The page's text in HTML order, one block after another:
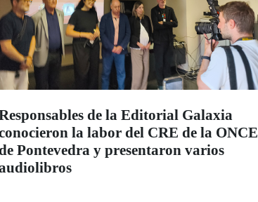
de la Editorial Galaxia
la labor del CRE de la ONCE
Pontevedra y presentaron varios